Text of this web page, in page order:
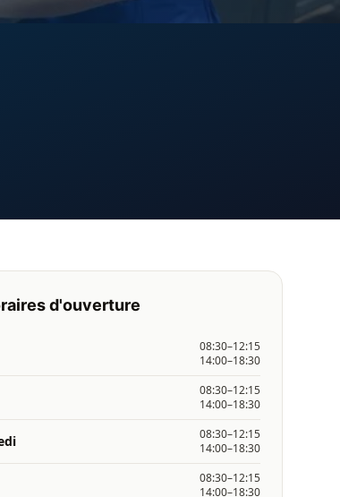
d'ouverture
08:30–12:15
14:00–18:30
08:30–12:15
14:00–18:30
08:30–12:15
14:00–18:30
08:30–12:15
14:00–18:30